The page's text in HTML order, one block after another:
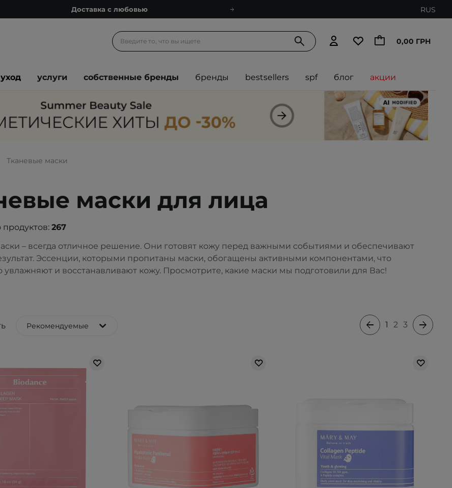
Подарочные карты
Блог
Познакомимся?
Подарочные карты
Блог
RUS
0,00 ГРН
уход услуги собственные бренды бренды bestsellers spf блог акции
Тканевые маски
маски для лица
продуктов: 267
– всегда отличное решение. Они готовят кожу перед важными событиями и обеспечивают
Эссенции, которыми пропитаны маски, обогащены активными компонентами, что
увлажняют и восстанавливают кожу. Просмотрите, какие маски мы подготовили для Вас!
Рекомендуемые 1 2 3